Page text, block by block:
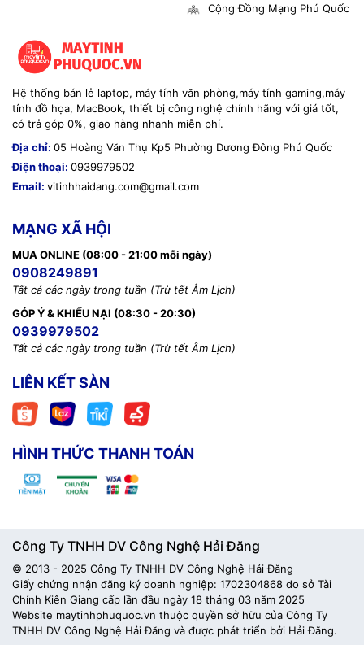
Cộng Đồng Mạng Phú Quốc
Hệ thống bán lẻ laptop, máy tính văn phòng,máy tính gaming,máy
tính đồ họa, MacBook, thiết bị công nghệ chính hãng với giá tốt,
có trả góp 0%, giao hàng nhanh miễn phí.
Địa chỉ: 05 Hoàng Văn Thụ Kp5 Phường Dương Đông Phú Quốc
Điện thoại: 0939979502
Email: vitinhhaidang.com@gmail.com
MẠNG XÃ HỘI
MUA ONLINE (08:00 - 21:00 mỗi ngày)
0908249891
Tất cả các ngày trong tuần (Trừ tết Âm Lịch)
GÓP Ý & KHIẾU NẠI (08:30 - 20:30)
0939979502
Tất cả các ngày trong tuần (Trừ tết Âm Lịch)
LIÊN KẾT SÀN
HÌNH THỨC THANH TOÁN
Công Ty TNHH DV Công Nghệ Hải Đăng
© 2013 - 2025 Công Ty TNHH DV Công Nghệ Hải Đăng
Giấy chứng nhận đăng ký doanh nghiệp: 1702304868 do sở Tài
Chính Kiên Giang cấp lần đầu ngày 18 tháng 03 năm 2025
Website maytinhphuquoc.vn thuộc quyền sở hữu của Công Ty
TNHH DV Công Nghệ Hải Đăng và được phát triển bởi Hải Đăng.